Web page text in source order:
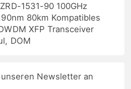
1531-90 100GHz
80km Kompatibles
XFP Transceiver
DOM
Newsletter an